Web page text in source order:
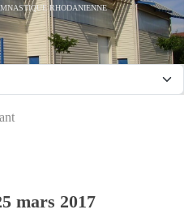
RHODANIENNE
mars 2017